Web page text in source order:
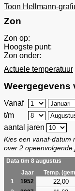
Toon Hellmann-
Zon
Zon op:
Hoogste punt:
Zon onder:
Actuele temperatuur
Weergegevens
Vanaf
t/m
aantal jaren
Kies een vanaf-datum
over 2 opeenvolgende
Data t/m 8 augustus
Jaar
Temp.
1
1952 22,00